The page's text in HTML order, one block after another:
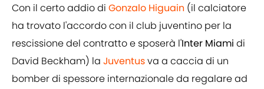
Con il certo addio di Gonzalo Higuain (il calciatore
ha trovato l'accordo con il club juventino per la
rescissione del contratto e sposerà l'Inter Miami di
David Beckham) la Juventusva a caccia di un
bomber di spessore internazionale da regalare ad